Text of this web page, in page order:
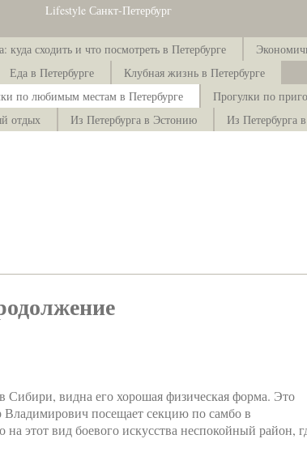
Lifestyle Санкт-Петербург
куда сходить и что посмотреть в Петербурге
Еда в Петербурге
Клубная жизнь в Петербурге
по любимым местам в Петербурге
Прогулки по
отдых Из Петербурга в Эстонию Из Петербурга
Сибири, видна его хорошая физическая форма. Это
посещает секцию по самбо в
этот вид боевого искусства неспокойный район,